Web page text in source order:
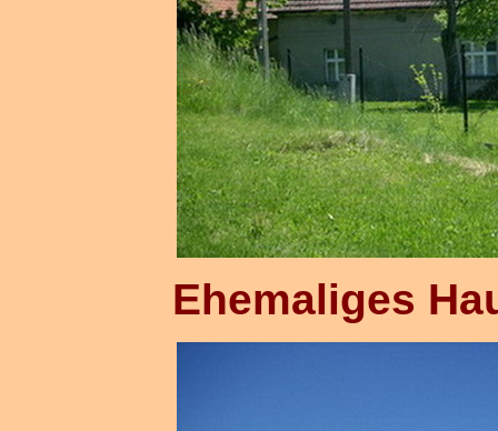
Ehemaliges